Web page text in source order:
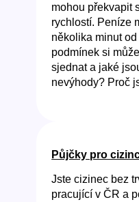
mohou překvapit
rychlostí. Peníze
několika minut
podmínek si
sjednat a jaké
nevýhody? Proč
Půjčky pro
Jste cizinec bez
pracující v ČR a